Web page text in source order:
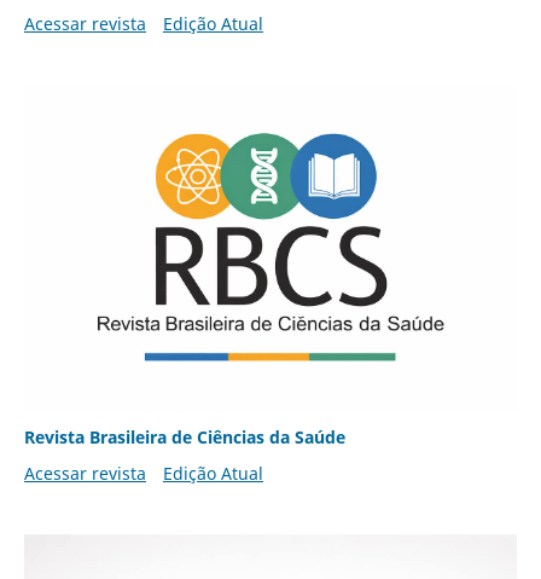
Acessar revista
Edição Atual
Revista Brasileira de Ciências da Saúde
Acessar revista
Edição Atual